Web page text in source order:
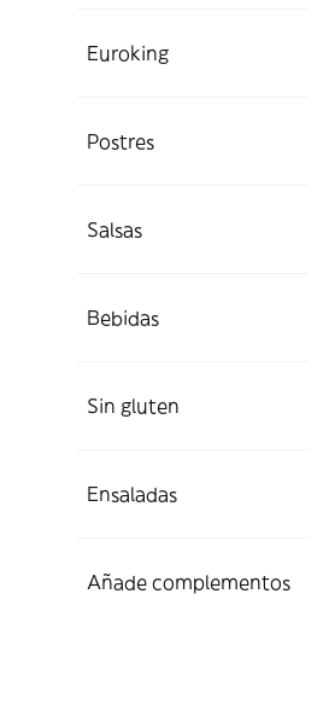
Euroking
Postres
Salsas
Bebidas
Sin gluten
Ensaladas
Añade complementos